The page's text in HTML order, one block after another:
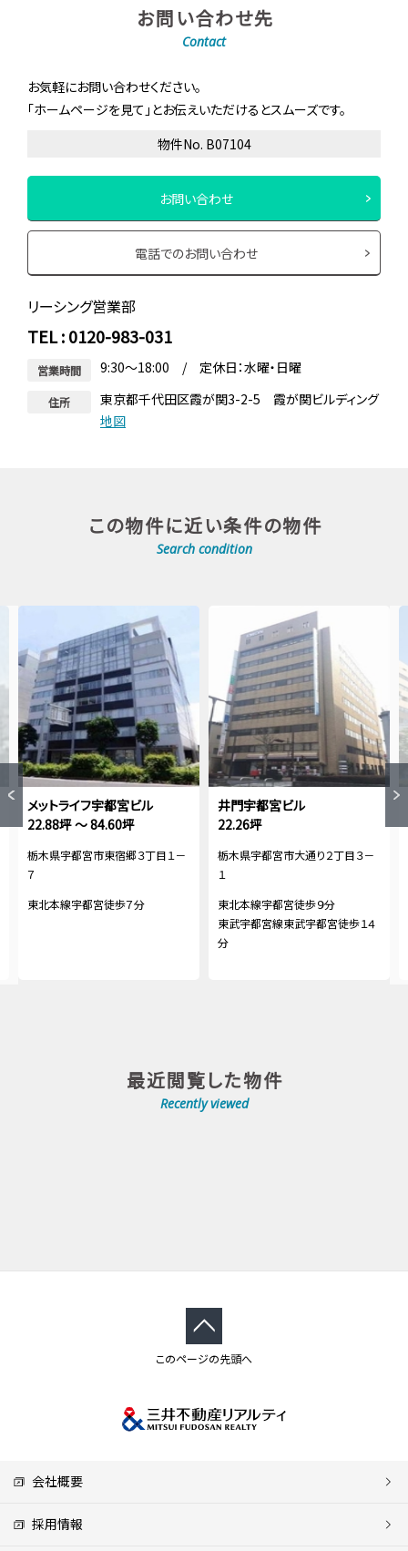
お問い合わせ先
Contact
お気軽にお問い合わせください。
「ホームページを見て」とお伝えいただけるとスムーズです。
物件No. B07104
お問い合わせ
電話でのお問い合わせ
リーシング営業部
TEL : 0120-983-031
営業時間 9:30～18:00 / 定休日：水曜・日曜
住所
東京都千代田区霞が関3-2-5 霞が関ビルディング
地図
この物件に近い条件の物件
Search condition
メットライフ宇都宮ビル
22.88坪 ～ 84.60坪
栃木県宇都宮市東宿郷３丁目１－
７
東北本線宇都宮徒歩７分
井門宇都宮ビル
22.26坪
栃木県宇都宮市大通り２丁目３－
１
東北本線宇都宮徒歩９分
東武宇都宮線東武宇都宮徒歩１４
分
最近閲覧した物件
Recently viewed
このページの先頭へ
会社概要
採用情報